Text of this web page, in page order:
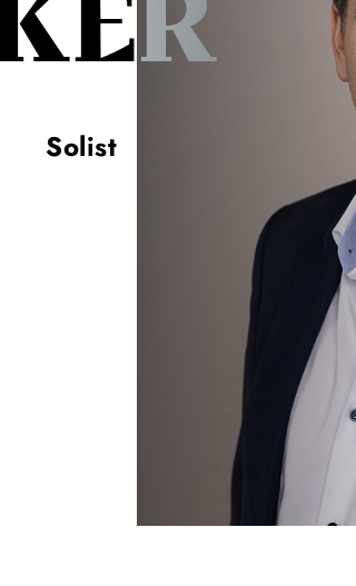
Solist